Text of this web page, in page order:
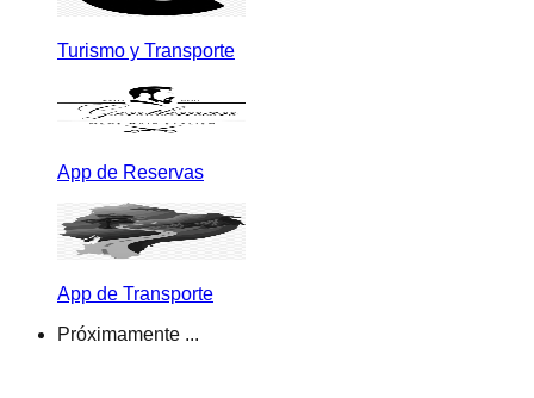
Turismo y Transporte
App de Reservas
App de Transporte
Próximamente ...